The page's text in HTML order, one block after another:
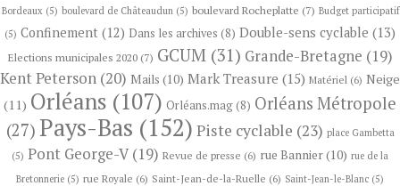
Bordeaux (5) boulevard de Châteaudun (5) boulevard Rocheplatte (7) Budget participatif
(5) Confinement (12) Dans les archives (8) Double-sens cyclable (13)
Elections municipales 2020(7) GCUM (31) Grande-Bretagne (19)
Kent Peterson (20) Mails (10) Mark Treasure (15) Matériel (6) Neige
(11) Orléans (107) Orléans.mag (8) Orléans Métropole
(27) Pays-Bas (152) Piste cyclable (23) place Gambetta
(5) Pont George-V(19) Revue de presse (6) rue Bannier(10) rue de la
Bretonnerie (5) rue Royale (6) Saint-Jean-de-la-Ruelle (6) Saint-Jean-le-Blanc (5)